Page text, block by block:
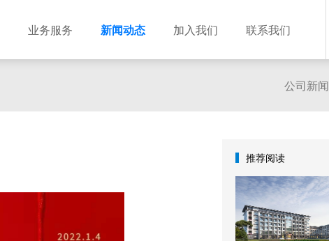
工程造价
业务服务 新闻动态 加入我们 联系我们
公司新闻
推荐阅读